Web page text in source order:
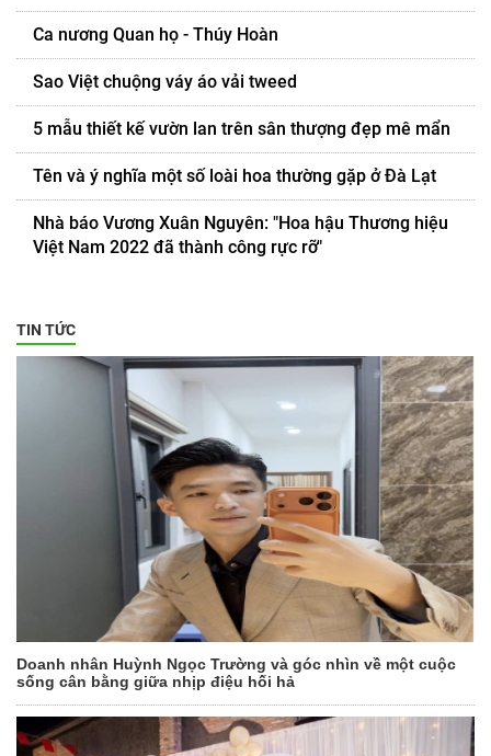
Ca nương Quan họ - Thúy Hoàn
Sao Việt chuộng váy áo vải tweed
5 mẫu thiết kế vườn lan trên sân thượng đẹp mê mẩn
Tên và ý nghĩa một số loài hoa thường gặp ở Đà Lạt
Nhà báo Vương Xuân Nguyên: "Hoa hậu Thương hiệu
Việt Nam 2022 đã thành công rực rỡ"
TIN TỨC
Doanh nhân Huỳnh Ngọc Trường và góc nhìn về một cuộc
sống cân bằng giữa nhịp điệu hối hả